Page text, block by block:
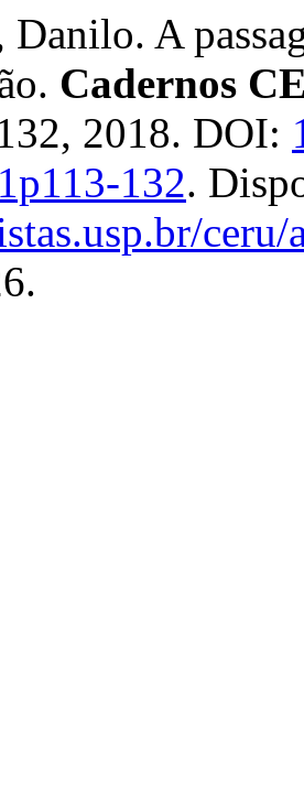
A
Cadernos
2018. DOI:
132.